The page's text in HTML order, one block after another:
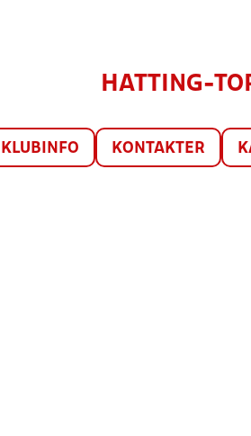
HATTING-
KLUBINFO KONTAKTER